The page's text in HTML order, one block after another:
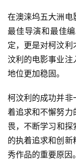
在澳涞坞五大洲电
最佳导演和最佳
定，更是对柯汶
汶利的电影事业
地位更加稳固。
柯汶利的成功并非
着追求和不懈努力
畏，不断学习和探
的执着追求和创
秀作品的重要原因。